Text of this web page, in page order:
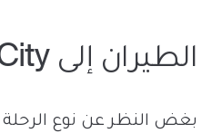
الطيران إلى Salt Lake City